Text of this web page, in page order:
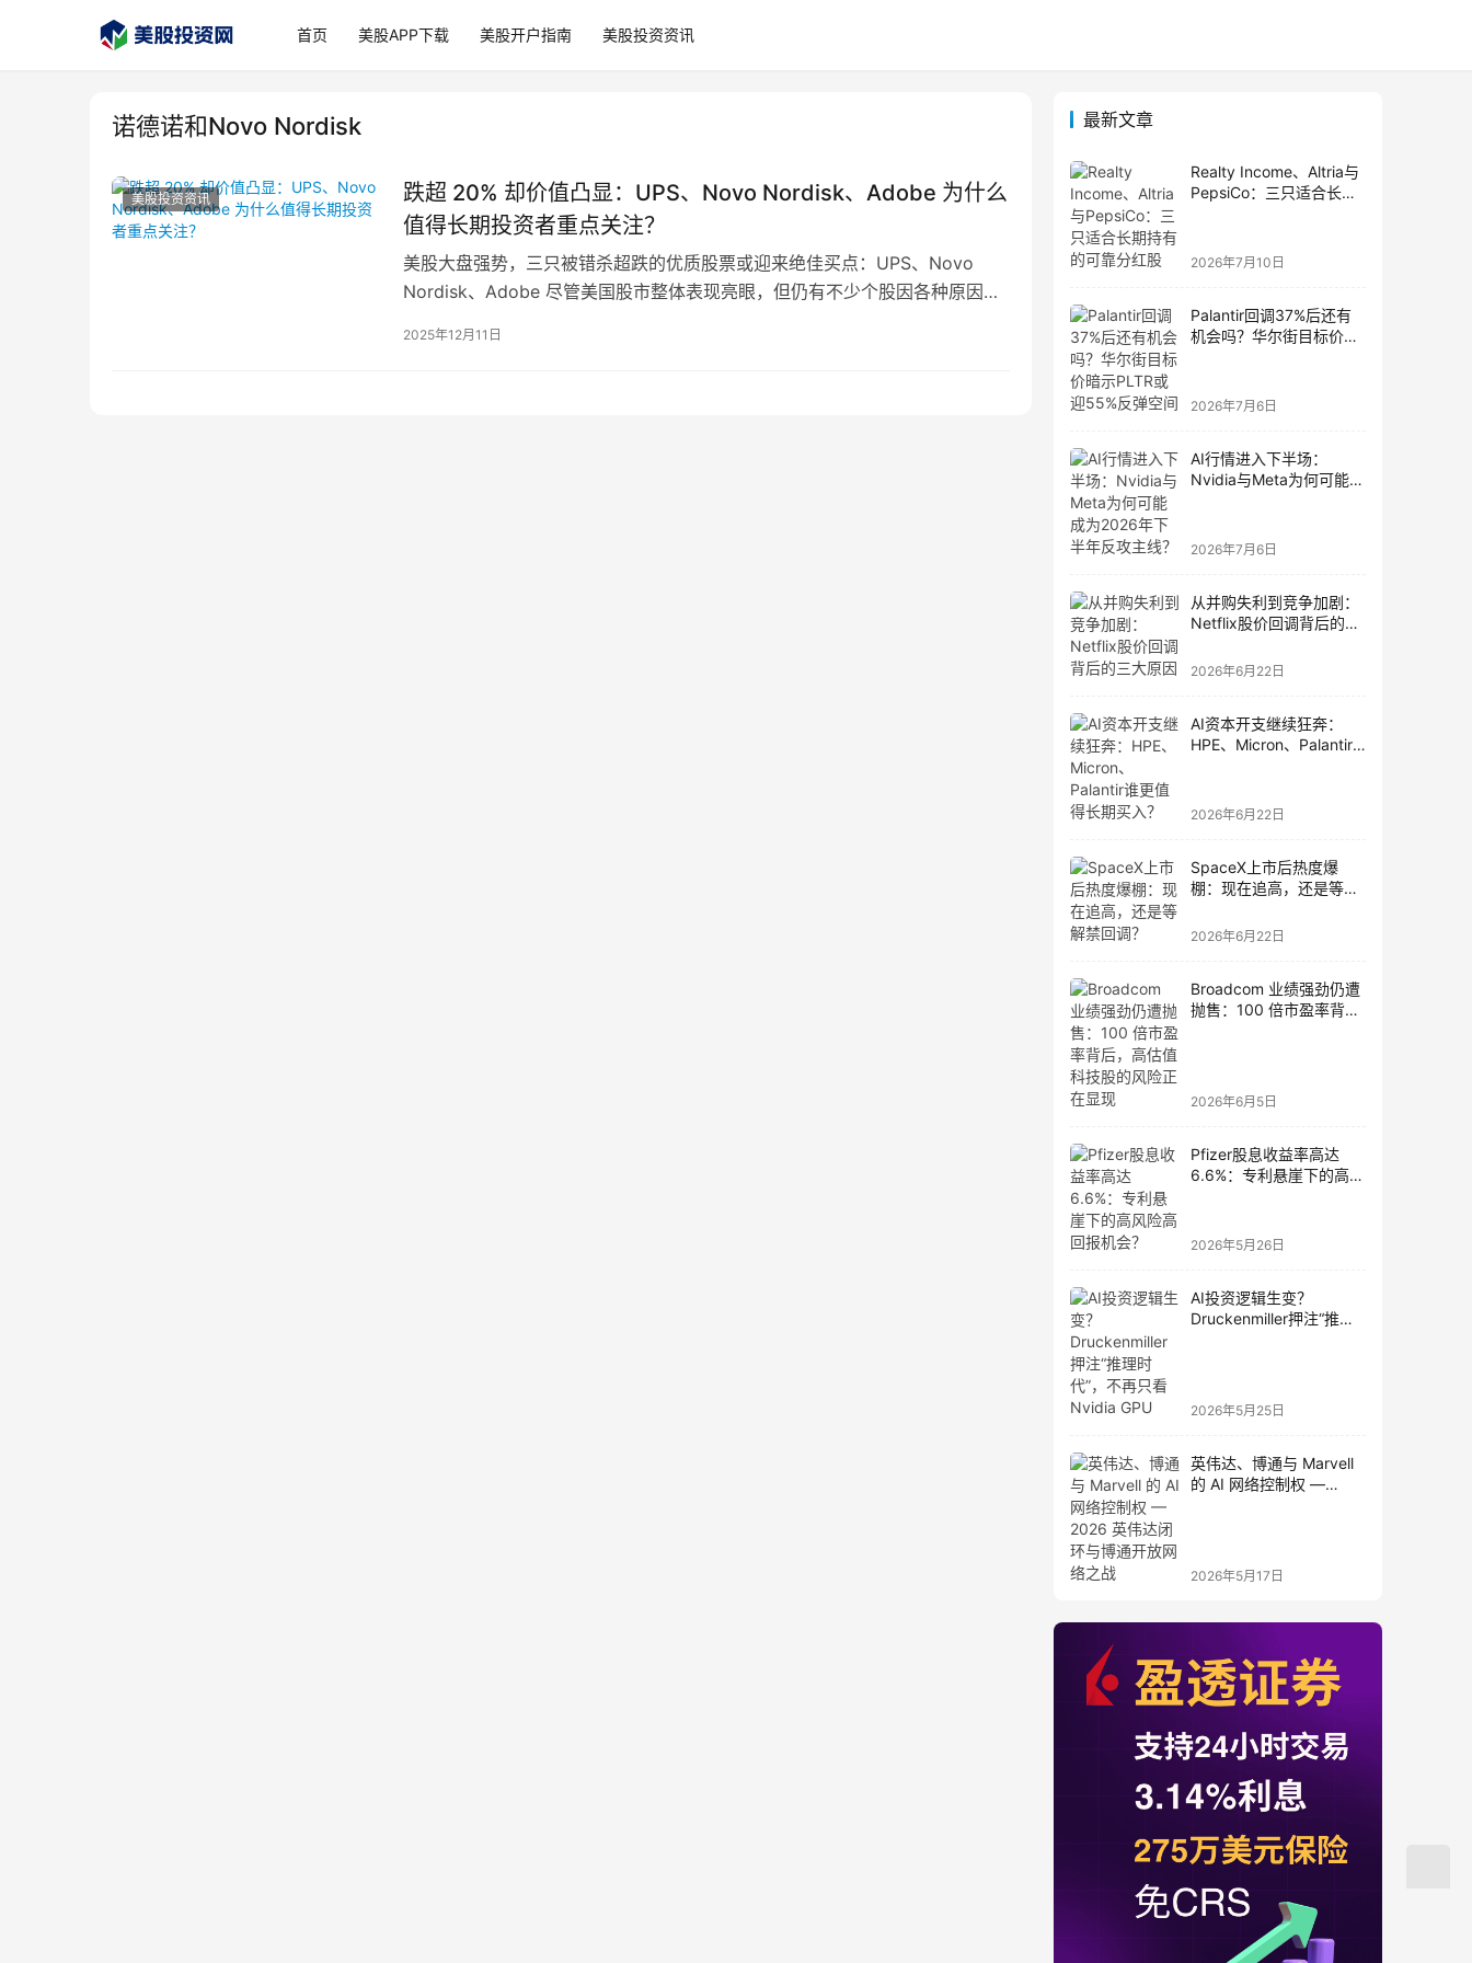
首页 美股APP下载 美股开户指南 美股投资资讯
诺德诺和Novo Nordisk
美股投资资讯
跌超 20% 却价值凸显：UPS、Novo Nordisk、Adobe 为什么
值得长期投资者重点关注？
美股大盘强势，三只被错杀超跌的优质股票或迎来绝佳买点：UPS、Novo
Nordisk、Adobe 尽管美国股市整体表现亮眼，但仍有不少个股因各种原因备
2025年12月11日
最新文章
Realty Income、Altria与
PepsiCo：三只适合长期
2026年7月10日
Palantir回调37%后还有
机会吗？华尔街目标价暗
2026年7月6日
AI行情进入下半场：
Nvidia与Meta为何可能成
2026年7月6日
从并购失利到竞争加剧：
Netflix股价回调背后的三
2026年6月22日
AI资本开支继续狂奔：
HPE、Micron、Palantir
2026年6月22日
SpaceX上市后热度爆
棚：现在追高，还是等解
2026年6月22日
Broadcom 业绩强劲仍遭
抛售：100 倍市盈率背
2026年6月5日
Pfizer股息收益率高达
6.6%：专利悬崖下的高风
2026年5月26日
AI投资逻辑生变？
Druckenmiller押注“推理
2026年5月25日
英伟达、博通与 Marvell
的 AI 网络控制权 —
2026年5月17日